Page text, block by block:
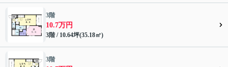
3階
10.7万円
3階 / 10.64坪(35.18㎡)
3階